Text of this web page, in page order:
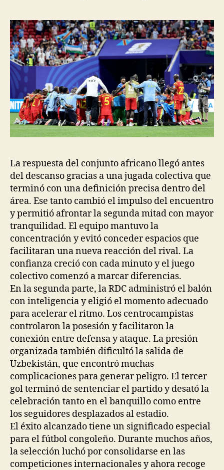
La respuesta del conjunto africano llegó antes
del descanso gracias a una jugada colectiva que
terminó con una definición precisa dentro del
área. Ese tanto cambió el impulso del encuentro
y permitió afrontar la segunda mitad con mayor
tranquilidad. El equipo mantuvo la
concentración y evitó conceder espacios que
facilitaran una nueva reacción del rival. La
confianza creció con cada minuto y el juego
colectivo comenzó a marcar diferencias.
En la segunda parte, la RDC administró el balón
con inteligencia y eligió el momento adecuado
para acelerar el ritmo. Los centrocampistas
controlaron la posesión y facilitaron la
conexión entre defensa y ataque. La presión
organizada también dificultó la salida de
Uzbekistán, que encontró muchas
complicaciones para generar peligro. El tercer
gol terminó de sentenciar el partido y desató la
celebración tanto en el banquillo como entre
los seguidores desplazados al estadio.
El éxito alcanzado tiene un significado especial
para el fútbol congoleño. Durante muchos años,
la selección luchó por consolidarse en las
competiciones internacionales y ahora recoge